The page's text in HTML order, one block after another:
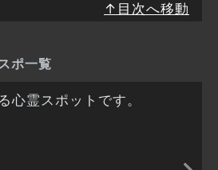
↑目次へ移動
ポ一覧
心霊スポットです。